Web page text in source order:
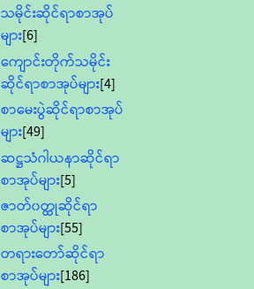
သမိုင်းဆိုင်ရာစာအုပ်
များ[6]
ကျောင်းတိုက်သမိုင်း
ဆိုင်ရာစာအုပ်များ[4]
စာမေးပွဲဆိုင်ရာစာအုပ်
များ[49]
ဆဋ္ဌသံဂါယနာဆိုင်ရာ
စာအုပ်များ[5]
ဇာတ်၀တ္ထုဆိုင်ရာ
စာအုပ်များ[55]
တရားတော်ဆိုင်ရာ
စာအုပ်များ[186]